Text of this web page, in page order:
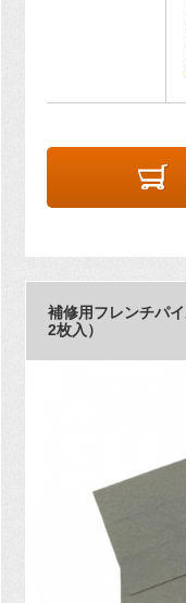
補修用フレンチパ
2枚入）